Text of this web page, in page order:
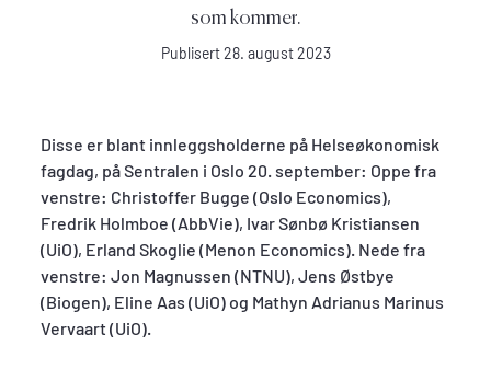
som kommer.
Publisert 28. august 2023
Disse er blant innleggsholderne på Helseøkonomisk
fagdag, på Sentralen i Oslo 20. september: Oppe fra
venstre: Christoffer Bugge (Oslo Economics),
Fredrik Holmboe (AbbVie), Ivar Sønbø Kristiansen
(UiO), Erland Skoglie (Menon Economics). Nede fra
venstre: Jon Magnussen (NTNU), Jens Østbye
(Biogen), Eline Aas (UiO) og Mathyn Adrianus Marinus
Vervaart (UiO).